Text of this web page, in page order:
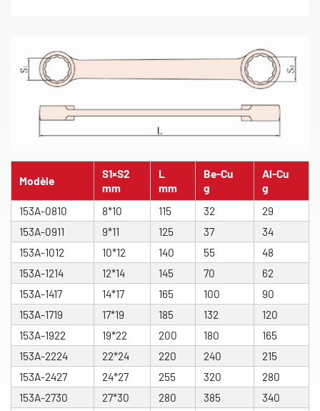
Modèle
S1×S2
mm
L
mm
Be-Cu
g
Al-Cu
g
153A-0810
8*10 115 32
29
153A-0911
9*11 125 37
34
153A-1012
10*12 140 55
48
153A-1214
12*14 145 70
62
153A-1417
14*17 165 100
90
153A-1719
17*19 185 132
120
153A-1922
19*22 200 180
165
153A-2224
22*24 220 240
215
153A-2427
24*27 255 320
280
153A-2730
27*30 280 385
340